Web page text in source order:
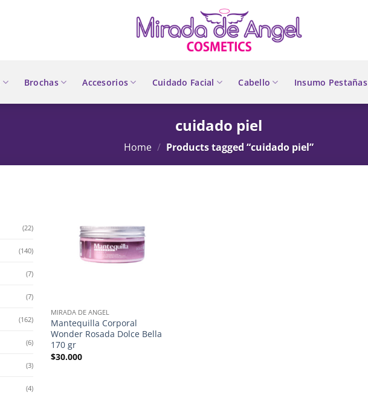
Brochas Accesorios Cuidado Facial Cabello Insumo Pestañas
cuidado piel
Home / Products tagged “cuidado piel”
(22)
(140)
(7)
(7)
(162)
(6)
(3)
(4)
MIRADA DE ANGEL
Mantequilla Corporal
Wonder Rosada Dolce Bella
170 gr
$30.000